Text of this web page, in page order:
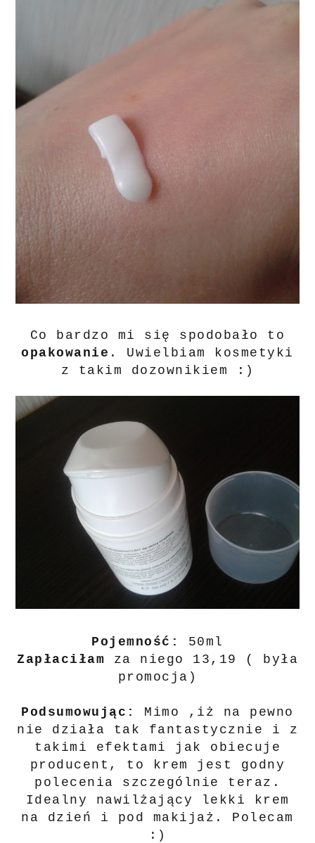
Co bardzo mi się spodobało to
opakowanie . Uwielbiam kosmetyki
z takim dozownikiem :)
Pojemność:
50ml
Zapłaciłam za niego 13,19 ( była
promocja)
Podsumowując:
Mimo ,iż na pewno
nie działa tak fantastycznie i z
takimi efektami jak obiecuje
producent, to krem jest godny
polecenia szczególnie teraz.
Idealny nawilżający lekki krem
na dzień i pod makijaż. Polecam
:)